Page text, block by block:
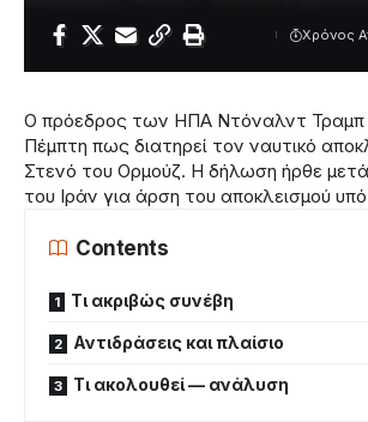
Χρόνος
Ο πρόεδρος των ΗΠΑ Ντόναλντ Τραμπ
Πέμπτη πως διατηρεί τον ναυτικό
Στενό του Ορμούζ. Η δήλωση ήρθε
του Ιράν για άρση του αποκλεισμού
Contents
Τι ακριβώς συνέβη
Αντιδράσεις και πλαίσιο
Τι ακολουθεί — ανάλυση